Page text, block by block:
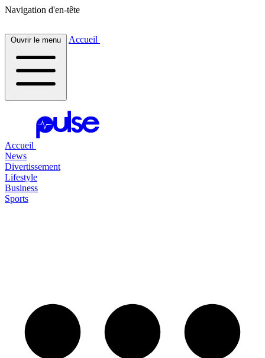
Navigation d'en-tête
Ouvrir le menu Accueil
Accueil
News
Divertissement
Lifestyle
Business
Sports